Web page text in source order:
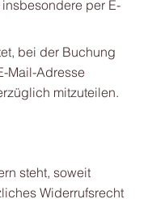
per E-
bei der Buchung
Mail-Adresse
mitzuteilen.
steht, soweit
Widerrufsrecht